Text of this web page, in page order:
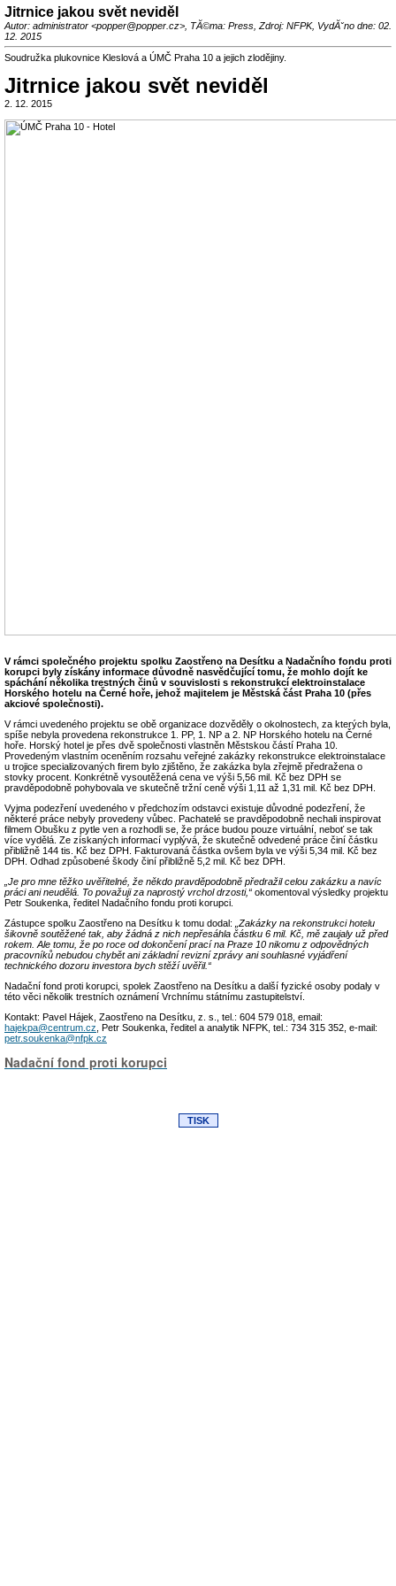
Jitrnice jakou svět neviděl
Autor: administrator <popper@popper.cz>, TĂ©ma: Press, Zdroj: NFPK, VydĂˇno dne: 02.
12. 2015
Soudružka plukovnice Kleslová a ÚMČ Praha 10 a jejich zlodějiny.
Jitrnice jakou svět neviděl
2. 12. 2015
V rámci společného projektu spolku Zaostřeno na Desítku a Nadačního fondu proti
korupci byly získány informace důvodně nasvědčující tomu, že mohlo dojít ke
spáchání několika trestných činů v souvislosti s rekonstrukcí elektroinstalace
Horského hotelu na Černé hoře, jehož majitelem je Městská část Praha 10 (přes
akciové společnosti).
V rámci uvedeného projektu se obě organizace dozvěděly o okolnostech, za kterých byla,
spíše nebyla provedena rekonstrukce 1. PP, 1. NP a 2. NP Horského hotelu na Černé
hoře. Horský hotel je přes dvě společnosti vlastněn Městskou částí Praha 10.
Provedeným vlastním oceněním rozsahu veřejné zakázky rekonstrukce elektroinstalace
u trojice specializovaných firem bylo zjištěno, že zakázka byla zřejmě předražena o
stovky procent. Konkrétně vysoutěžená cena ve výši 5,56 mil. Kč bez DPH se
pravděpodobně pohybovala ve skutečně tržní ceně výši 1,11 až 1,31 mil. Kč bez DPH.
Vyjma podezření uvedeného v předchozím odstavci existuje důvodné podezření, že
některé práce nebyly provedeny vůbec. Pachatelé se pravděpodobně nechali inspirovat
filmem Obušku z pytle ven a rozhodli se, že práce budou pouze virtuální, neboť se tak
více vydělá. Ze získaných informací vyplývá, že skutečně odvedené práce činí částku
přibližně 144 tis. Kč bez DPH. Fakturovaná částka ovšem byla ve výši 5,34 mil. Kč bez
DPH. Odhad způsobené škody činí přibližně 5,2 mil. Kč bez DPH.
„Je pro mne těžko uvěřitelné, že někdo pravděpodobně předražil celou zakázku a navíc
práci ani neudělá. To považuji za naprostý vrchol drzosti,“ okomentoval výsledky projektu
Petr Soukenka, ředitel Nadačního fondu proti korupci.
Zástupce spolku Zaostřeno na Desítku k tomu dodal:
„Zakázky na rekonstrukci hotelu
šikovně soutěžené tak, aby žádná z nich nepřesáhla částku 6 mil. Kč, mě zaujaly už před
rokem. Ale tomu, že po roce od dokončení prací na Praze 10 nikomu z odpovědných
pracovníků nebudou chybět ani základní revizní zprávy ani souhlasné vyjádření
technického dozoru investora bych stěží uvěřil.“
Nadační fond proti korupci, spolek Zaostřeno na Desítku a další fyzické osoby podaly v
této věci několik trestních oznámení Vrchnímu státnímu zastupitelství.
Kontakt: Pavel Hájek, Zaostřeno na Desítku, z. s., tel.: 604 579 018, email:
hajekpa@centrum.cz , Petr Soukenka, ředitel a analytik NFPK, tel.: 734 315 352, e-mail:
petr.soukenka@nfpk.cz
Nadační fond proti korupci